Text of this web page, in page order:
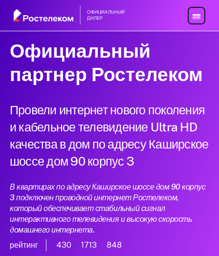
Официальный
партнер Ростелеком
Провели интернет нового поколения
и кабельное телевидение Ultra HD
качества в дом по адресу Каширское
шоссе дом 90 корпус 3
В квартирах по адресу Каширское шоссе дом 90 корпус
3 подключен проводной интернет Ростелеком,
который обеспечивает стабильный сигнал
интерактивного телевидения и высокую скорость
домашнего интернета.
рейтинг
430 1713 848